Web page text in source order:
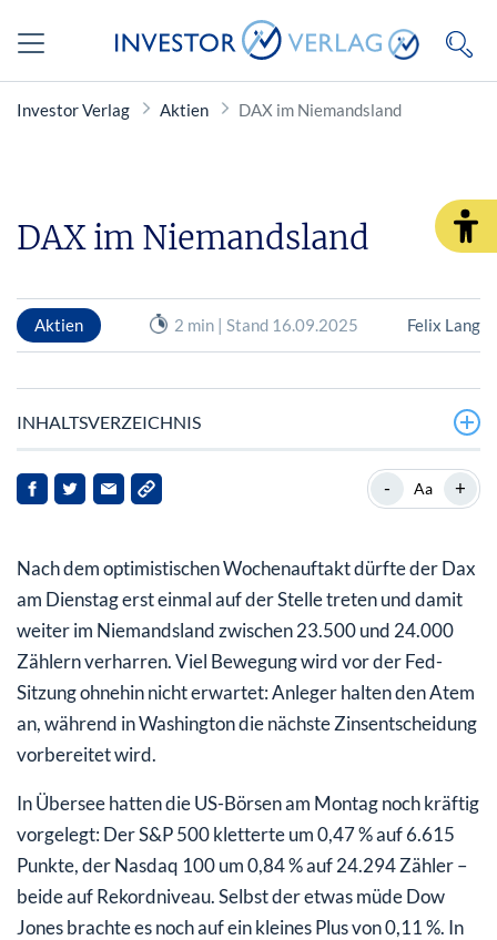
Investor Verlag Aktien DAX im Niemandsland
DAX im Niemandsland
Aktien 2 min | Stand 16.09.2025 Felix Lang
INHALTSVERZEICHNIS
Unternehmensnachrichten / Einzelaktien
Fazit:
- Aa +
Nach dem optimistischen Wochenauftakt dürfte der Dax
am Dienstag erst einmal auf der Stelle treten und damit
weiter im Niemandsland zwischen 23.500 und 24.000
Zählern verharren. Viel Bewegung wird vor der Fed-
Sitzung ohnehin nicht erwartet: Anleger halten den Atem
an, während in Washington die nächste Zinsentscheidung
vorbereitet wird.
In Übersee hatten die US-Börsen am Montag noch kräftig
vorgelegt: Der S&P 500 kletterte um 0,47 % auf 6.615
Punkte, der Nasdaq 100 um 0,84 % auf 24.294 Zähler –
beide auf Rekordniveau. Selbst der etwas müde Dow
Jones brachte es noch auf ein kleines Plus von 0,11 %. In